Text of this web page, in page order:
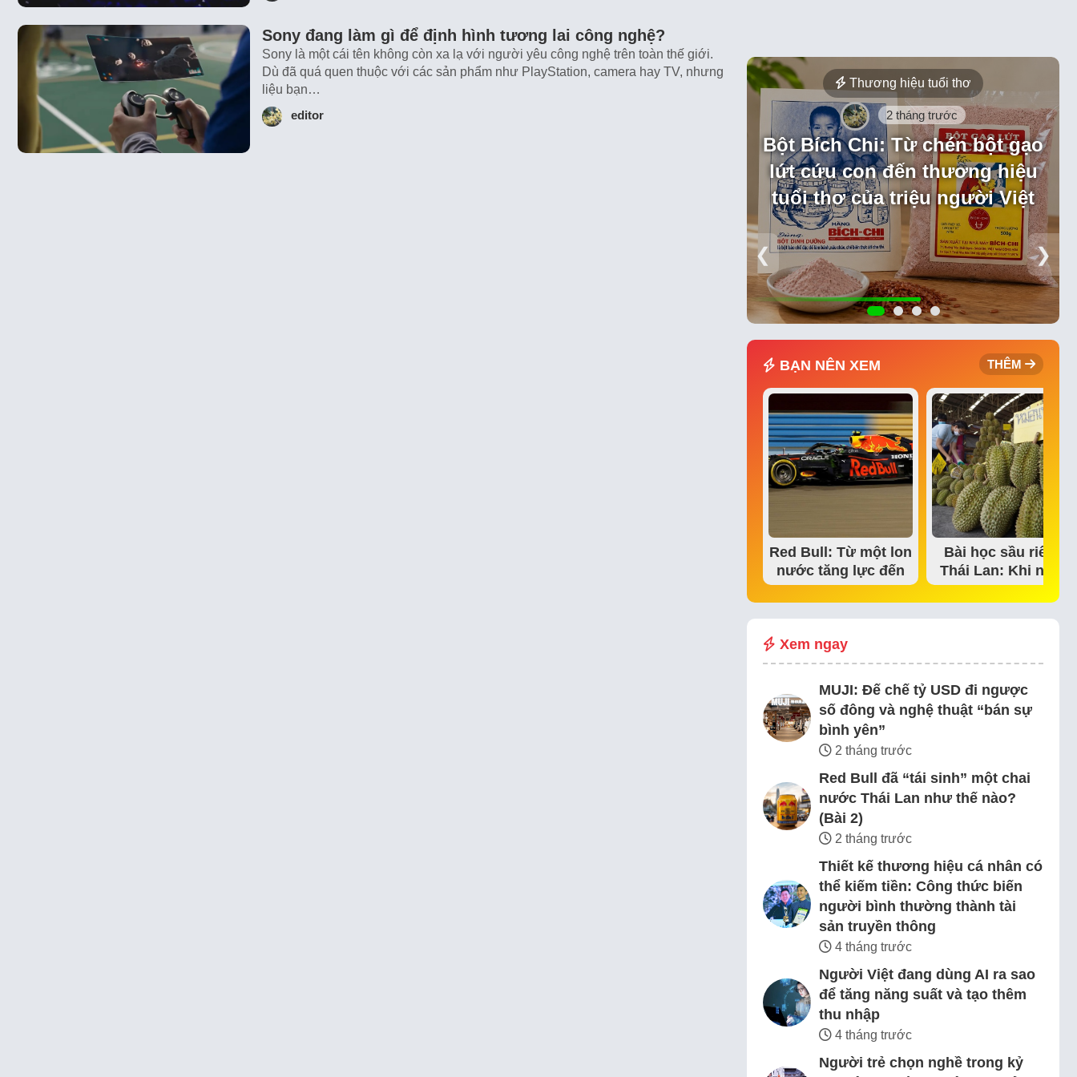
Sony đang làm gì để định hình tương lai công nghệ?
Sony là một cái tên không còn xa lạ với người yêu công nghệ trên toàn thế giới.
Dù đã quá quen thuộc với các sản phẩm như PlayStation, camera hay TV, nhưng
liệu bạn…
editor
Thương hiệu tuổi thơ
2 tháng trước
Bột Bích Chi: Từ chén bột gạo
lứt cứu con đến thương hiệu
tuổi thơ của triệu người Việt
❮ ❯
BẠN NÊN XEM THÊM
Red Bull: Từ một lon
nước tăng lực đến
đế chế thể…
Bài học sầu riêng
Thái Lan: Khi niềm
tin thị trường bắt…
Xem ngay
MUJI: Đế chế tỷ USD đi ngược
số đông và nghệ thuật “bán sự
bình yên”
2 tháng trước
Red Bull đã “tái sinh” một chai
nước Thái Lan như thế nào?
(Bài 2)
2 tháng trước
Thiết kế thương hiệu cá nhân có
thể kiếm tiền: Công thức biến
người bình thường thành tài
sản truyền thông
4 tháng trước
Người Việt đang dùng AI ra sao
để tăng năng suất và tạo thêm
thu nhập
4 tháng trước
Người trẻ chọn nghề trong kỷ